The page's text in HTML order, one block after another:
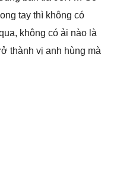
tay thì không có
không có ải nào là
thành vị anh hùng mà